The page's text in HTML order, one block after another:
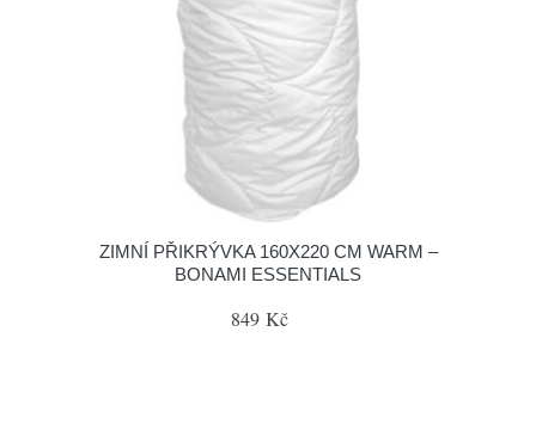
ZIMNÍ PŘIKRÝVKA 160X220 CM WARM –
BONAMI ESSENTIALS
849 Kč